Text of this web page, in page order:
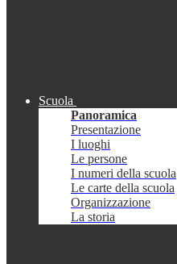
Scuola
Panoramica
Presentazione
I luoghi
Le persone
I numeri della scuola
Le carte della scuola
Organizzazione
La storia